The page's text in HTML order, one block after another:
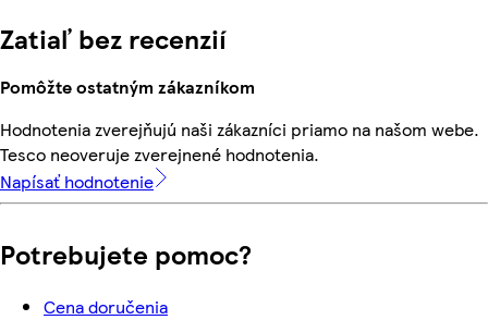
Zatiaľ bez recenzií
Pomôžte ostatným zákazníkom
Hodnotenia zverejňujú naši zákazníci priamo na našom webe.
Tesco neoveruje zverejnené hodnotenia.
Napísať hodnotenie
Potrebujete pomoc?
Cena doručenia